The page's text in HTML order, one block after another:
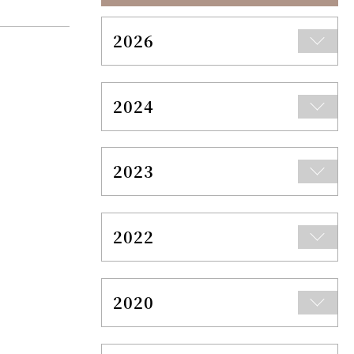
2026
2024
2023
2022
2020